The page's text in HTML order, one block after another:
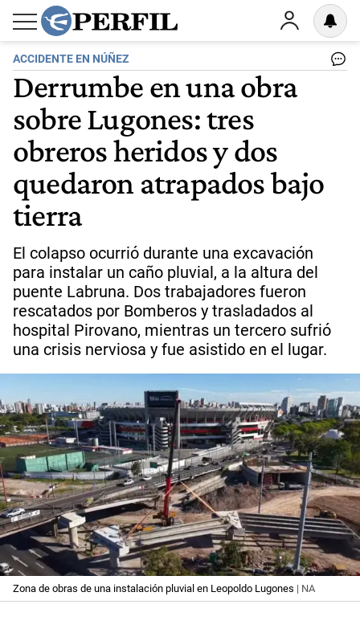
ACCIDENTE EN NÚÑEZ
Derrumbe en una obra
sobre Lugones: tres
obreros heridos y dos
quedaron atrapados bajo
tierra
El colapso ocurrió durante una excavación
para instalar un caño pluvial, a la altura del
puente Labruna. Dos trabajadores fueron
rescatados por Bomberos y trasladados al
hospital Pirovano, mientras un tercero sufrió
una crisis nerviosa y fue asistido en el lugar.
Zona de obras de una instalación pluvial en Leopoldo Lugones | NA